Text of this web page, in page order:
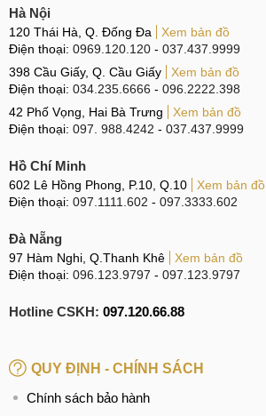
Hà Nội
120 Thái Hà, Q. Đống Đa
Xem bản đồ
Điện thoại: 0969.120.120 - 037.437.9999
398 Cầu Giấy, Q. Cầu Giấy
Xem bản đồ
Điện thoại: 034.235.6666 - 096.2222.398
42 Phố Vọng, Hai Bà Trưng
Xem bản đồ
Điện thoại: 097. 988.4242 - 037.437.9999
Hồ Chí Minh
602 Lê Hồng Phong, P.10, Q.10
Xem bản đồ
Điện thoại: 097.1111.602 - 097.3333.602
Đà Nẵng
97 Hàm Nghi, Q.Thanh Khê
Xem bản đồ
Điện thoại: 096.123.9797 - 097.123.9797
Hotline CSKH: 097.120.66.88
QUY ĐỊNH - CHÍNH SÁCH
Chính sách bảo hành